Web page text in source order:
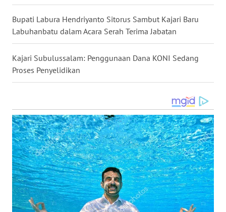
Bupati Labura Hendriyanto Sitorus Sambut Kajari Baru
Labuhanbatu dalam Acara Serah Terima Jabatan
Kajari Subulussalam: Penggunaan Dana KONI Sedang
Proses Penyelidikan
SULSEL
WN
GORONTALO
WN
MALUKU
WN
MALUT
WN
DAIRI